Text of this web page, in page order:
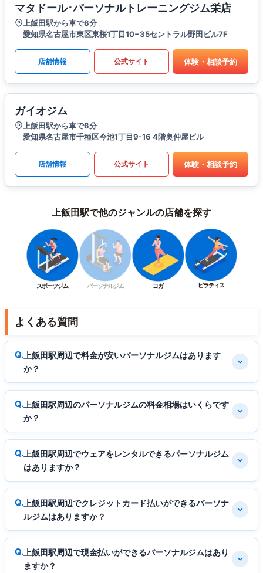
マタドール･パーソナルトレーニングジム栄店
上飯田駅から車で8分
愛知県名古屋市東区東桜1丁目10−35セントラル野田ビル7F
店舗情報 公式サイト 体験・相談予約
ガイオジム
上飯田駅から車で8分
愛知県名古屋市千種区今池1丁目9-16 4階奥仲屋ビル
店舗情報 公式サイト 体験・相談予約
上飯田駅で他のジャンルの店舗を探す
スポーツジム パーソナルジム ヨガ ピラティス
よくある質問
上飯田駅周辺で料金が安いパーソナルジムはあります
か？
上飯田駅周辺のパーソナルジムの料金相場はいくらです
か？
上飯田駅周辺でウェアをレンタルできるパーソナルジム
はありますか？
上飯田駅周辺でクレジットカード払いができるパーソナ
ルジムはありますか？
上飯田駅周辺で現金払いができるパーソナルジムはあり
ますか？